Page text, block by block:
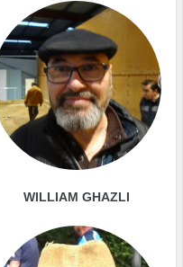
WILLIAM GHAZLI